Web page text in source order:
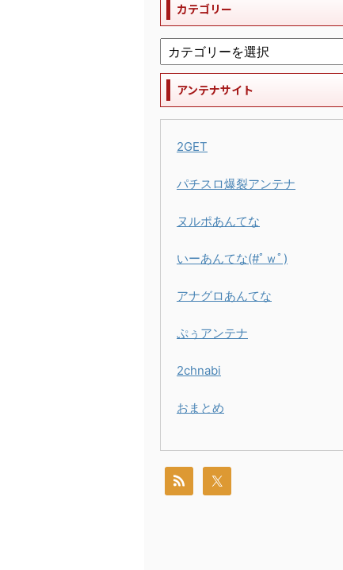
カテゴリー
アンテナサイト
2GET
パチスロ爆裂アンテナ
ヌルポあんてな
いーあんてな(#ﾟｗﾟ)
アナグロあんてな
ぷぅアンテナ
2chnabi
おまとめ